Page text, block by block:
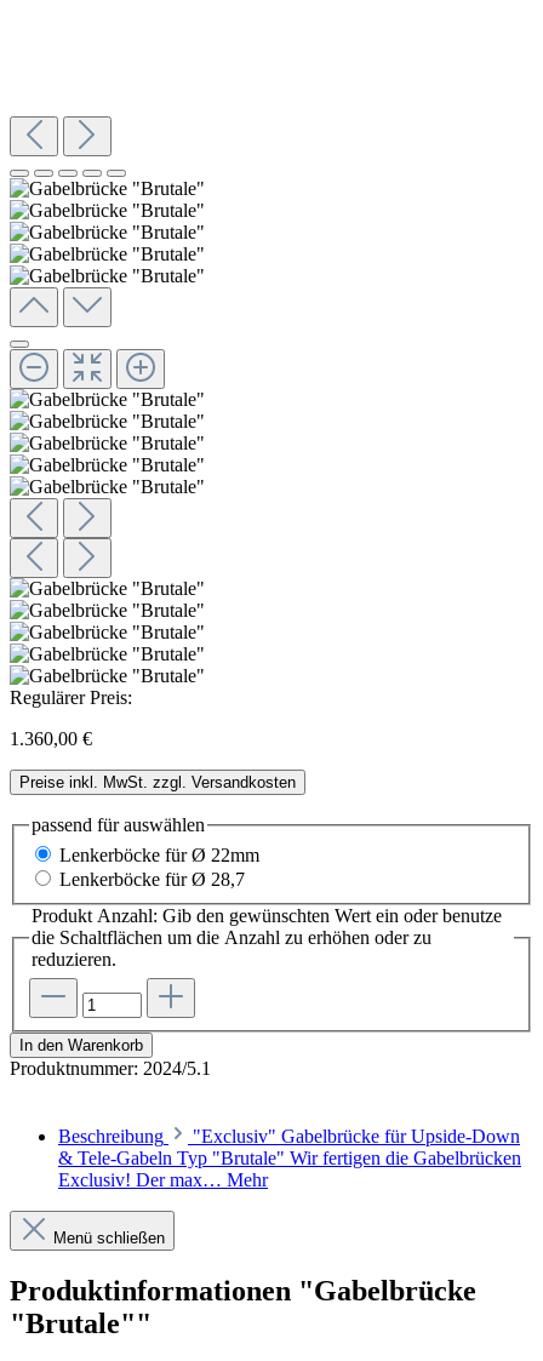
Regulärer Preis:
1.360,00 €
Preise inkl. MwSt. zzgl. Versandkosten
passend fürauswählen
Lenkerböcke für Ø 22mm
Lenkerböcke für Ø 28,7
Produkt Anzahl: Gib den gewünschten Wert ein oder benutze
die Schaltflächen um die Anzahl zu erhöhen oder zu
reduzieren.
In den Warenkorb
Produktnummer: 2024/5.1
Beschreibung
"Exclusiv" Gabelbrücke für Upside-Down
& Tele-Gabeln Typ "Brutale" Wir fertigen die Gabelbrücken
Exclusiv! Der max… Mehr
Menü schließen
Produktinformationen "Gabelbrücke
"Brutale""